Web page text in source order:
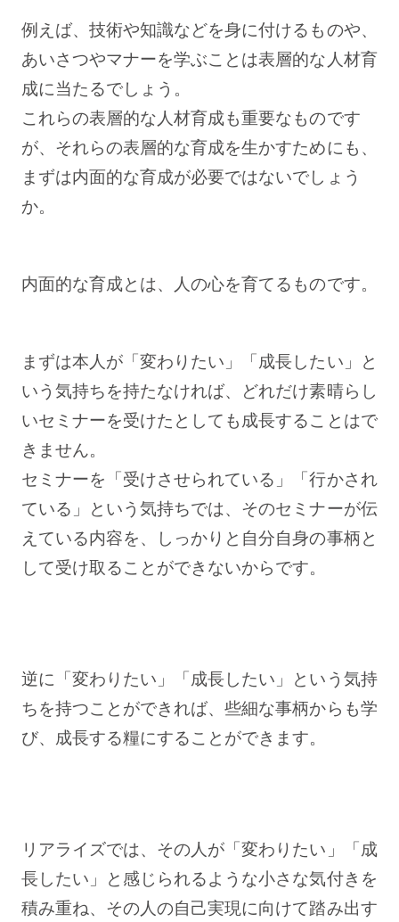
例えば、技術や知識などを身に付けるものや、
あいさつやマナーを学ぶことは表層的な人材育
成に当たるでしょう。
これらの表層的な人材育成も重要なものです
が、それらの表層的な育成を生かすためにも、
まずは内面的な育成が必要ではないでしょう
か。
内面的な育成とは、人の心を育てるものです。
まずは本人が「変わりたい」「成長したい」と
いう気持ちを持たなければ、どれだけ素晴らし
いセミナーを受けたとしても成長することはで
きません。
セミナーを「受けさせられている」「行かされ
ている」という気持ちでは、そのセミナーが伝
えている内容を、しっかりと自分自身の事柄と
して受け取ることができないからです。
逆に「変わりたい」「成長したい」という気持
ちを持つことができれば、些細な事柄からも学
び、成長する糧にすることができます。
リアライズでは、その人が「変わりたい」「成
長したい」と感じられるような小さな気付きを
積み重ね、その人の自己実現に向けて踏み出す